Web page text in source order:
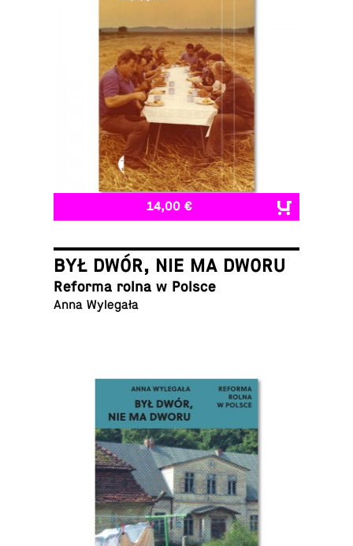
14,00 €
BYŁ DWÓR, NIE MA DWORU
Reforma rolna w Polsce
Anna Wylegała